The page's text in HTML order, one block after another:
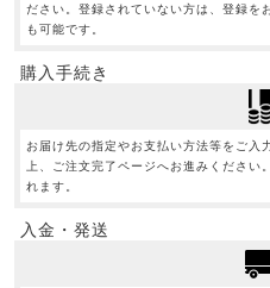
ださい。登録されていない方は、登録を
も可能です。
購入手続き
お届け先の指定やお支払い方法等をご入
上、ご注文完了ページへお進みくださ
れます。
入金・発送